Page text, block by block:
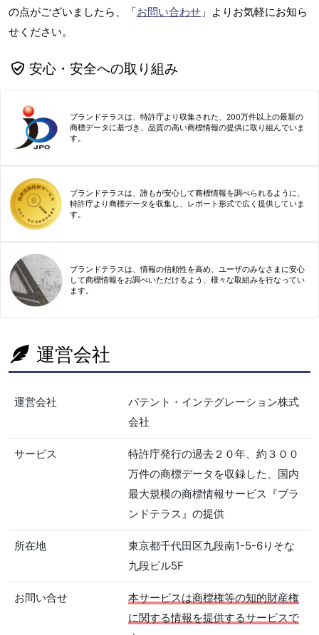
の点がございましたら、「お問い合わせ 」よりお気軽にお知ら
せください。
安心・安全への取り組み
ブランドテラスは、特許庁より収集された、200万件以上の最新の
商標データに基づき、品質の高い商標情報の提供に取り組んでいま
す。
ブランドテラスは、誰もが安心して商標情報を調べられるように、
特許庁より商標データを収集し、レポート形式で広く提供していま
す。
ブランドテラスは、情報の信頼性を高め、ユーザのみなさまに安心
して商標情報をお調べいただけるよう、様々な取組みを行なってい
ます。
運営会社
運営会社
パテント・インテグレーション株式
会社
サービス
特許庁発行の過去２０年、約３００
万件の商標データを収録した、国内
最大規模の商標情報サービス『ブラ
ンドテラス』の提供
所在地
東京都千代田区九段南1-5-6りそな
九段ビル5F
お問い合せ
本サービスは商標権等の知的財産権
に関する情報を提供するサービスで